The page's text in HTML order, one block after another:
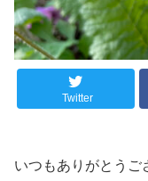
Twitter
いつもありがとうご